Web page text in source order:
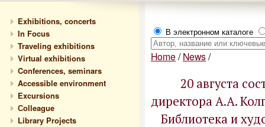
Exhibitions, concerts
In Focus
Traveling exhibitions
Virtual exhibitions
Conferences, seminars
Accessible environment
Excursions
Сolleague
Library Projects
В электронном каталоге
Home/ News/
20 августа
директора А.А.
Библиотека и